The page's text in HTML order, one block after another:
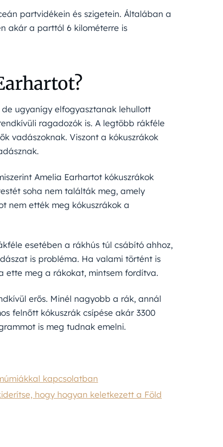
partvidékein és szigetein. Általában a
akár a parttól 6 kilométerre is
ugyanígy elfogyasztanak lehullott
ragadozók is. A legtöbb rákféle
vadászoknak. Viszont a kókuszrákok
Amelia Earhartot kókuszrákok
soha nem találták meg, amely
nem ették meg kókuszrákok a
esetében a rákhús túl csábító ahhoz,
is probléma. Ha valami történt is
ette meg a rákokat, mintsem fordítva.
erős. Minél nagyobb a rák, annál
felnőtt kókuszrák csípése akár 3300
is meg tudnak emelni.
kapcsolatban
hogy hogyan keletkezett a Föld